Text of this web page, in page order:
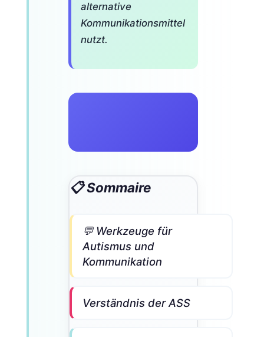
alternative
Kommunikationsmittel
nutzt.
📋 Sommaire
💬 Werkzeuge für
Autismus und
Kommunikation
Verständnis der ASS